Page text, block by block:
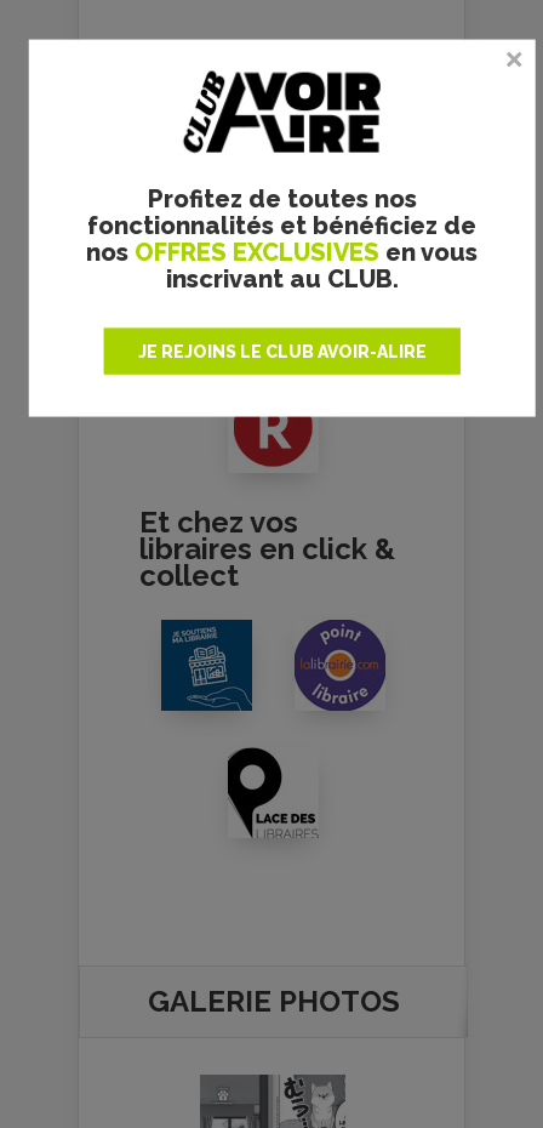
Profitez de toutes nos
fonctionnalités et bénéficiez de
nos OFFRES EXCLUSIVES en vous
inscrivant au CLUB.
JE REJOINS LE CLUB AVOIR-ALIRE
En librairie
Et chez vos
libraires en click &
collect
GALERIE PHOTOS